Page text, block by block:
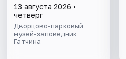
13 августа 2026 •
четверг
Дворцово-парковый
музей-заповедник
Гатчина